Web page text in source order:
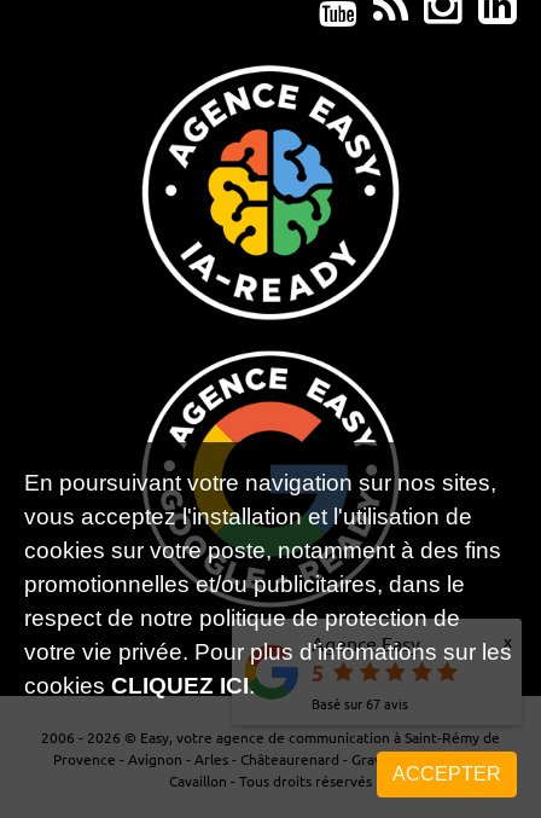
2006 - 2026 © Easy, votre agence de communication à Saint-Rémy de
Provence - Avignon - Arles - Châteaurenard - Graveson - Maillane -
Cavaillon - Tous droits réservés
Agence Easy
5
Basé sur 67avis
x
En poursuivant votre navigation sur nos sites,
vous acceptez l'installation et l'utilisation de
cookies sur votre poste, notamment à des fins
promotionnelles et/ou publicitaires, dans le
respect de notre politique de protection de
votre vie privée. Pour plus d'infomations sur les
cookies CLIQUEZ ICI.
ACCEPTER